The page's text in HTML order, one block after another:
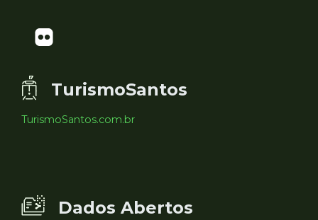
TurismoSantos
TurismoSantos.com.br
Dados Abertos